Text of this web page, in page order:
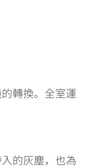
轉換。全室運
的灰塵，也為